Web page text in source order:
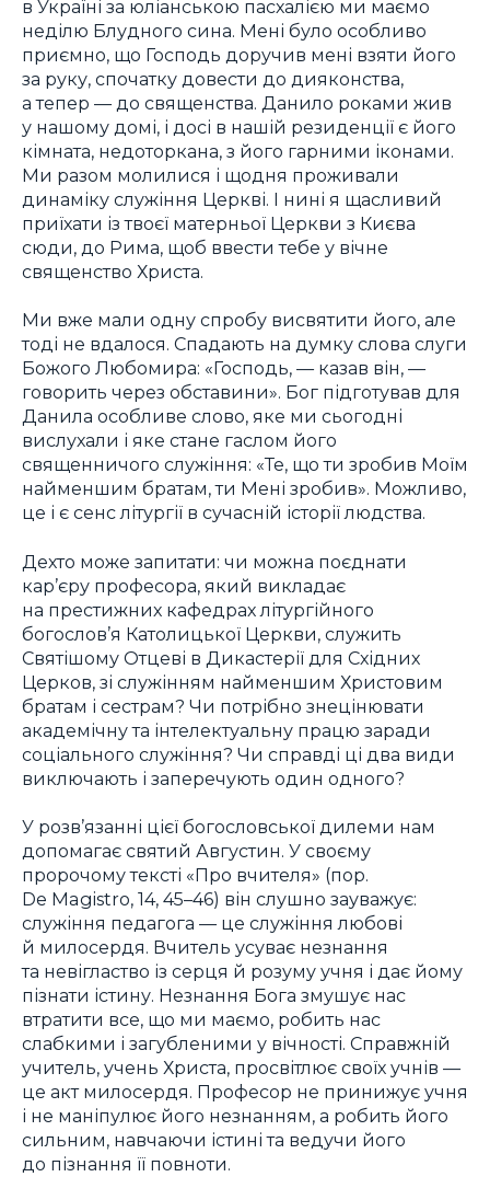
в Україні за юліанською пасхалією ми маємо
неділю Блудного сина. Мені було особливо
приємно, що Господь доручив мені взяти його
за руку, спочатку довести до дияконства,
а тепер — до священства. Данило роками жив
у нашому домі, і досі в нашій резиденції є його
кімната, недоторкана, з його гарними іконами.
Ми разом молилися і щодня проживали
динаміку служіння Церкві. І нині я щасливий
приїхати із твоєї матерньої Церкви з Києва
сюди, до Рима, щоб ввести тебе у вічне
священство Христа.
Ми вже мали одну спробу висвятити його, але
тоді не вдалося. Спадають на думку слова слуги
Божого Любомира: «Господь, — казав він, —
говорить через обставини». Бог підготував для
Данила особливе слово, яке ми сьогодні
вислухали і яке стане гаслом його
священничого служіння: «Те, що ти зробив Моїм
найменшим братам, ти Мені зробив». Можливо,
це і є сенс літургії в сучасній історії людства.
Дехто може запитати: чи можна поєднати
кар’єру професора, який викладає
на престижних кафедрах літургійного
богослов’я Католицької Церкви, служить
Святішому Отцеві в Дикастерії для Східних
Церков, зі служінням найменшим Христовим
братам і сестрам? Чи потрібно знецінювати
академічну та інтелектуальну працю заради
соціального служіння? Чи справді ці два види
виключають і заперечують один одного?
У розв’язанні цієї богословської дилеми нам
допомагає святий Августин. У своєму
пророчому тексті «Про вчителя» (пор.
De Magistro, 14, 45–46) він слушно зауважує:
служіння педагога — це служіння любові
й милосердя. Вчитель усуває незнання
та невігластво із серця й розуму учня і дає йому
пізнати істину. Незнання Бога змушує нас
втратити все, що ми маємо, робить нас
слабкими і загубленими у вічності. Справжній
учитель, учень Христа, просвітлює своїх учнів —
це акт милосердя. Професор не принижує учня
і не маніпулює його незнанням, а робить його
сильним, навчаючи істині та ведучи його
до пізнання її повноти.